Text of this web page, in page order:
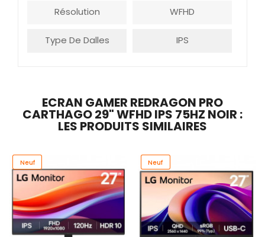
Résolution WFHD
Type De Dalles IPS
ECRAN GAMER REDRAGON PRO
CARTHAGO 29" WFHD IPS 75HZ NOIR :
LES PRODUITS SIMILAIRES
Promo
Neuf Promo
Neuf